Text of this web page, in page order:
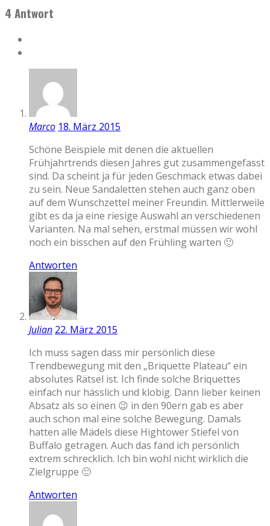
4 Antwort
Marco 18. März 2015
Schöne Beispiele mit denen die aktuellen
Frühjahrtrends diesen Jahres gut zusammengefasst
sind. Da scheint ja für jeden Geschmack etwas dabei
zu sein. Neue Sandaletten stehen auch ganz oben
auf dem Wunschzettel meiner Freundin. Mittlerweile
gibt es da ja eine riesige Auswahl an verschiedenen
Varianten. Na mal sehen, erstmal müssen wir wohl
noch ein bisschen auf den Frühling warten 🙂
Antworten
Julian 22. März 2015
Ich muss sagen dass mir persönlich diese
Trendbewegung mit den „Briquette Plateau“ ein
absolutes Rätsel ist. Ich finde solche Briquettes
einfach nur hässlich und klobig. Dann lieber keinen
Absatz als so einen 😉 in den 90ern gab es aber
auch schon mal eine solche Bewegung. Damals
hatten alle Mädels diese Hightower Stiefel von
Buffalo getragen. Auch das fand ich persönlich
extrem schrecklich. Ich bin wohl nicht wirklich die
Zielgruppe 🙂
Antworten